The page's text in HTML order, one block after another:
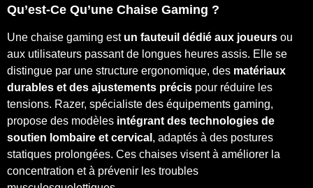
Qu’est-Ce Qu’une Chaise Gaming ?
Une chaise gaming est un fauteuil dédié aux joueurs ou
aux utilisateurs passant de longues heures assis. Elle se
distingue par une structure ergonomique, des matériaux
durables et des ajustements précis pour réduire les
tensions. Razer, spécialiste des équipements gaming,
propose des modèles intégrant des technologies de
soutien lombaire et cervical , adaptés à des postures
statiques prolongées. Ces chaises visent à améliorer la
concentration et à prévenir les troubles